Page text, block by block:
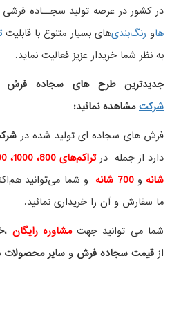
در کشور در عرصه تولید سجــاده فرشی
هاو های بسیار متنوع با قابلیت
به نظر شما خریدار عزیز فعالیت نماید.
جدیدترین طرح های سجاده فرش
شرکتمشاهده نمائید:
فرش های سجاده ای تولید شده در
دارد از جمله درتراکم‌های 800، 1000، 1200 . 2550
شانه و700 شانه
و شما می‌توانید
ما سفارش و آن را خریداری نمائید.
شما می توانید جهت مشاوره رایگان ،
ازقیمت سجاده فرش وسایر محصولات